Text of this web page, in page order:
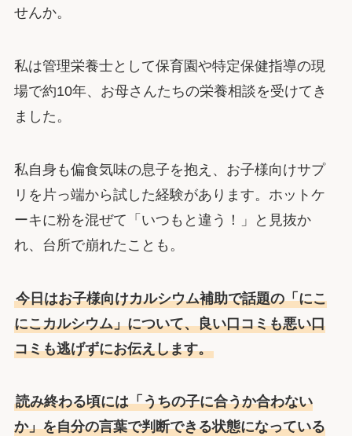
せんか。
私は管理栄養士として保育園や特定保健指導の現
場で約10年、お母さんたちの栄養相談を受けてき
ました。
私自身も偏食気味の息子を抱え、お子様向けサプ
リを片っ端から試した経験があります。ホットケ
ーキに粉を混ぜて「いつもと違う！」と見抜か
れ、台所で崩れたことも。
今日はお子様向けカルシウム補助で話題の「にこ
にこカルシウム」について、良い口コミも悪い口
コミも逃げずにお伝えします。
読み終わる頃には「うちの子に合うか合わない
か」を自分の言葉で判断できる状態になっている